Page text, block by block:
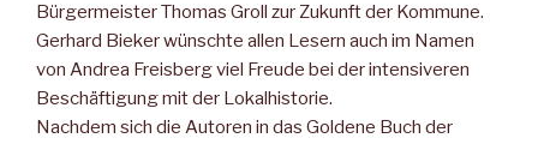
Bürgermeister Thomas Groll zur Zukunft der Kommune.
Gerhard Bieker wünschte allen Lesern auch im Namen
von Andrea Freisberg viel Freude bei der intensiveren
Beschäftigung mit der Lokalhistorie.
Nachdem sich die Autoren in das Goldene Buch der